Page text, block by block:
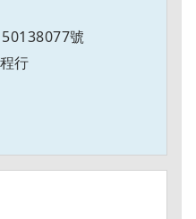
號
行